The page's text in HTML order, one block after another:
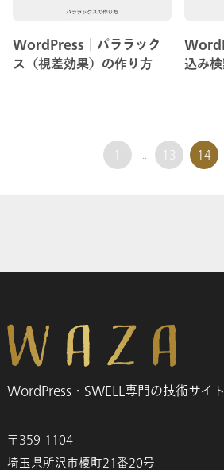
WordPress│パララック
ス（視差効果）の作り方
込み
1 13 14
WordPress・SWELL専門の技術サイト
〒359-1104
埼玉県所沢市榎町21番20号